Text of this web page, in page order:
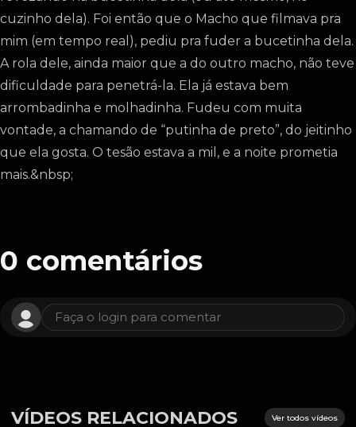
cuzinho dela). Foi então que o Macho que filmava pra
mim (em tempo real), pediu pra fuder a bucetinha dela.
A rola dele, ainda maior que a do outro macho, não teve
dificuldade para penetrá-la. Ela já estava bem
arrombadinha e molhadinha. Fudeu com muita
vontade, a chamando de “putinha de preto”, do jeitinho
que ela gosta. O tesão estava a mil, e a noite prometia
mais.&nbsp;
0 comentários
Faça o login para comentar
VÍDEOS RELACIONADOS Ver todos vídeos